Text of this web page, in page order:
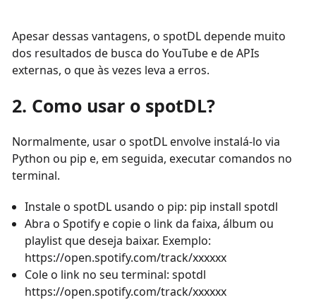
Apesar dessas vantagens, o spotDL depende muito
dos resultados de busca do YouTube e de APIs
externas, o que às vezes leva a erros.
2. Como usar o spotDL?
Normalmente, usar o spotDL envolve instalá-lo via
Python ou pip e, em seguida, executar comandos no
terminal.
Instale o spotDL usando o pip: pip install spotdl
Abra o Spotify e copie o link da faixa, álbum ou
playlist que deseja baixar. Exemplo:
https://open.spotify.com/track/xxxxxx
Cole o link no seu terminal: spotdl
https://open.spotify.com/track/xxxxxx